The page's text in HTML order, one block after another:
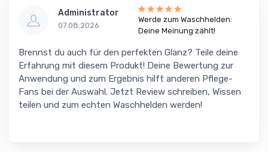
Administrator
07.08.2026
Werde zum Waschhelden:
Deine Meinung zählt!
Brennst du auch für den perfekten Glanz? Teile deine
Erfahrung mit diesem Produkt! Deine Bewertung zur
Anwendung und zum Ergebnis hilft anderen Pflege-
Fans bei der Auswahl. Jetzt Review schreiben, Wissen
teilen und zum echten Waschhelden werden!